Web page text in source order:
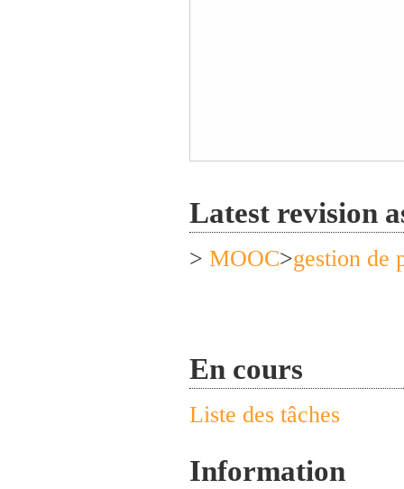
Latest revision
> MOOC>gestion de
En cours
Liste des tâches
Information